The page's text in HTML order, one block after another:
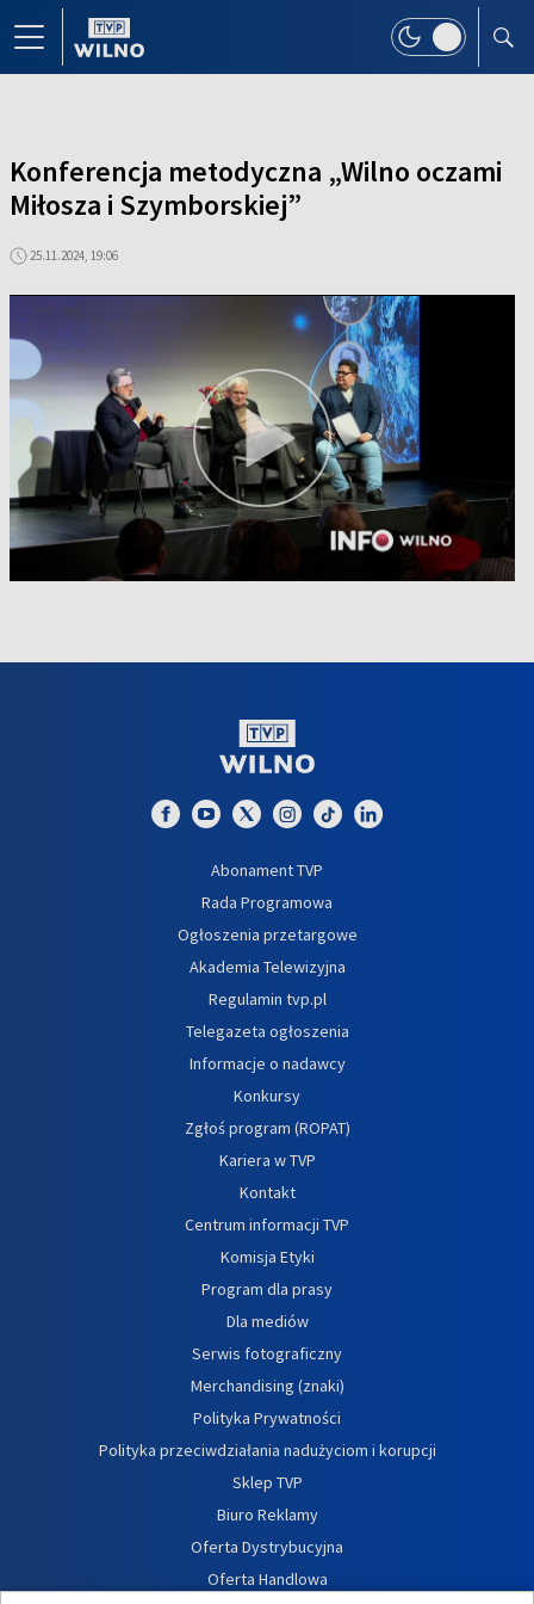
Konferencja metodyczna „Wilno oczami
Miłosza i Szymborskiej”
25.11.2024, 19:06
Abonament TVP
Rada Programowa
Ogłoszenia przetargowe
Akademia Telewizyjna
Regulamin tvp.pl
Telegazeta ogłoszenia
Informacje o nadawcy
Konkursy
Zgłoś program (ROPAT)
Kariera w TVP
Kontakt
Centrum informacji TVP
Komisja Etyki
Program dla prasy
Dla mediów
Serwis fotograficzny
Merchandising (znaki)
Polityka Prywatności
Polityka przeciwdziałania nadużyciom i korupcji
Sklep TVP
Biuro Reklamy
Oferta Dystrybucyjna
Oferta Handlowa